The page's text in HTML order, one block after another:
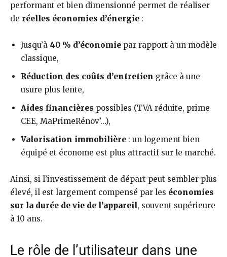
performant et bien dimensionné permet de réaliser
de réelles économies d’énergie :
Jusqu’à 40 % d’économie par rapport à un modèle
classique,
Réduction des coûts d’entretien grâce à une
usure plus lente,
Aides financières possibles (TVA réduite, prime
CEE, MaPrimeRénov’…),
Valorisation immobilière : un logement bien
équipé et économe est plus attractif sur le marché.
Ainsi, si l’investissement de départ peut sembler plus
élevé, il est largement compensé par les économies
sur la durée de vie de l’appareil, souvent supérieure
à 10 ans.
Le rôle de l’utilisateur dans une